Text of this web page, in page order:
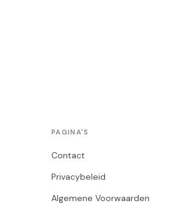
PAGINA'S
Contact
Privacybeleid
Algemene Voorwaarden